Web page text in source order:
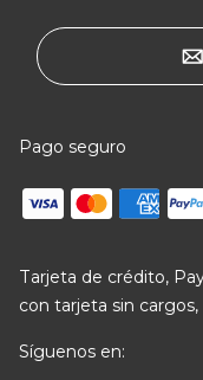
Pago seguro
Tarjeta de crédito,
con tarjeta sin
Síguenos en: